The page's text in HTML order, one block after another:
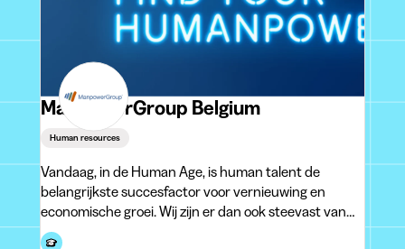
ManpowerGroup Belgium
Human resources
Vandaag, in de Human Age, is human talent de
belangrijkste succesfactor voor vernieuwing en
economische groei. Wij zijn er dan ook steevast van
overtuigd dat het succes van ManpowerGroup